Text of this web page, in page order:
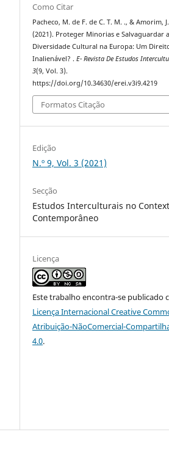
Como Citar
Pacheco, M. de F. de C. T. M. ., & Amorim,
(2021). Proteger Minorias e Salvaguardar a
Diversidade Cultural na Europa: Um
Inalienável? .E- Revista De Estudos
3(9, Vol. 3).
https://doi.org/10.34630/erei.v3i9.4219
Formatos Citação
Edição
N.º 9, Vol. 3 (2021)
Secção
Estudos Interculturais no
Contemporâneo
Licença
Este trabalho encontra-se publicado
Licença Internacional Creative
Atribuição-NãoComercial-
4.0.